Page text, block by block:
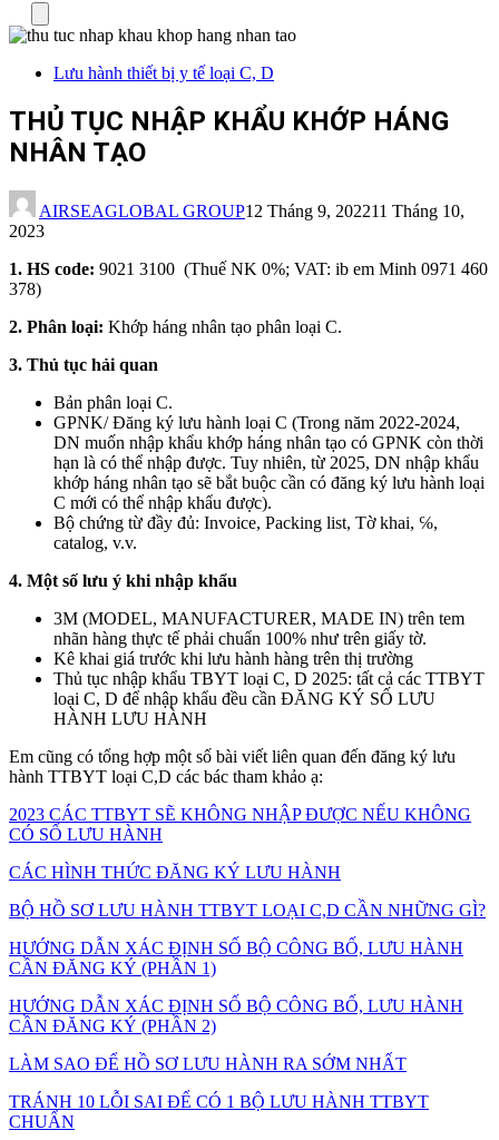
Lưu hành thiết bị y tế loại C, D
THỦ TỤC NHẬP KHẨU KHỚP HÁNG
NHÂN TẠO
AIRSEAGLOBAL GROUP12 Tháng 9, 202211 Tháng 10,
2023
1. HS code: 9021 3100 (Thuế NK 0%; VAT: ib em Minh 0971 460
378)
2. Phân loại: Khớp háng nhân tạo phân loại C.
3. Thủ tục hải quan
Bản phân loại C.
GPNK/ Đăng ký lưu hành loại C (Trong năm 2022-2024,
DN muốn nhập khẩu khớp háng nhân tạo có GPNK còn thời
hạn là có thể nhập được. Tuy nhiên, từ 2025, DN nhập khẩu
khớp háng nhân tạo sẽ bắt buộc cần có đăng ký lưu hành loại
C mới có thể nhập khẩu được).
Bộ chứng từ đầy đủ: Invoice, Packing list, Tờ khai, ℅,
catalog, v.v.
4. Một số lưu ý khi nhập khẩu
3M (MODEL, MANUFACTURER, MADE IN) trên tem
nhãn hàng thực tế phải chuẩn 100% như trên giấy tờ.
Kê khai giá trước khi lưu hành hàng trên thị trường
Thủ tục nhập khẩu TBYT loại C, D 2025: tất cả các TTBYT
loại C, D để nhập khẩu đều cần ĐĂNG KÝ SỐ LƯU
HÀNH LƯU HÀNH
Em cũng có tổng hợp một số bài viết liên quan đến đăng ký lưu
hành TTBYT loại C,D các bác tham khảo ạ:
2023 CÁC TTBYT SẼ KHÔNG NHẬP ĐƯỢC NẾU KHÔNG
CÓ SỐ LƯU HÀNH
CÁC HÌNH THỨC ĐĂNG KÝ LƯU HÀNH
BỘ HỒ SƠ LƯU HÀNH TTBYT LOẠI C,D CẦN NHỮNG GÌ?
HƯỚNG DẪN XÁC ĐỊNH SỐ BỘ CÔNG BỐ, LƯU HÀNH
CẦN ĐĂNG KÝ (PHẦN 1)
HƯỚNG DẪN XÁC ĐỊNH SỐ BỘ CÔNG BỐ, LƯU HÀNH
CẦN ĐĂNG KÝ (PHẦN 2)
LÀM SAO ĐỂ HỒ SƠ LƯU HÀNH RA SỚM NHẤT
TRÁNH 10 LỖI SAI ĐỂ CÓ 1 BỘ LƯU HÀNH TTBYT
CHUẨN